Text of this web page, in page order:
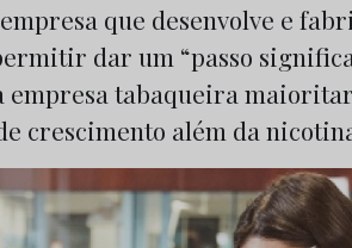
que desenvolve e
dar um “passo
empresa tabaqueira
crescimento além da